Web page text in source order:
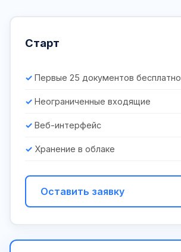
Старт
Первые 25 документов бесплатно
Неограниченные входящие
Веб-интерфейс
Хранение в облаке
Оставить заявку